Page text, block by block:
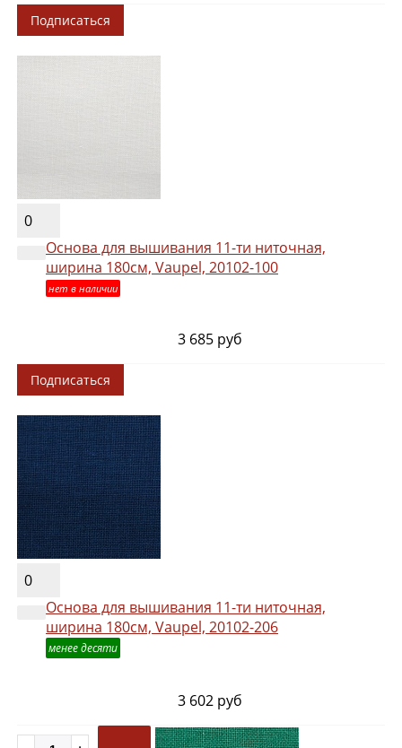
Подписаться
0
Основа для вышивания 11-ти ниточная,
ширина 180см, Vaupel, 20102-100
нет в наличии
3 685 руб
Подписаться
0
Основа для вышивания 11-ти ниточная,
ширина 180см, Vaupel, 20102-206
менее десяти
3 602 руб